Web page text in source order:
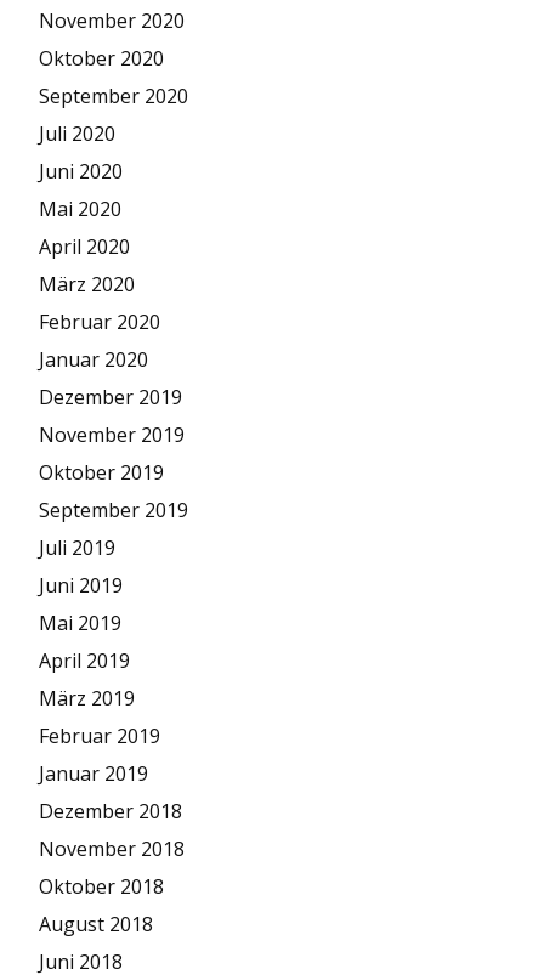
November 2020
Oktober 2020
September 2020
Juli 2020
Juni 2020
Mai 2020
April 2020
März 2020
Februar 2020
Januar 2020
Dezember 2019
November 2019
Oktober 2019
September 2019
Juli 2019
Juni 2019
Mai 2019
April 2019
März 2019
Februar 2019
Januar 2019
Dezember 2018
November 2018
Oktober 2018
August 2018
Juni 2018